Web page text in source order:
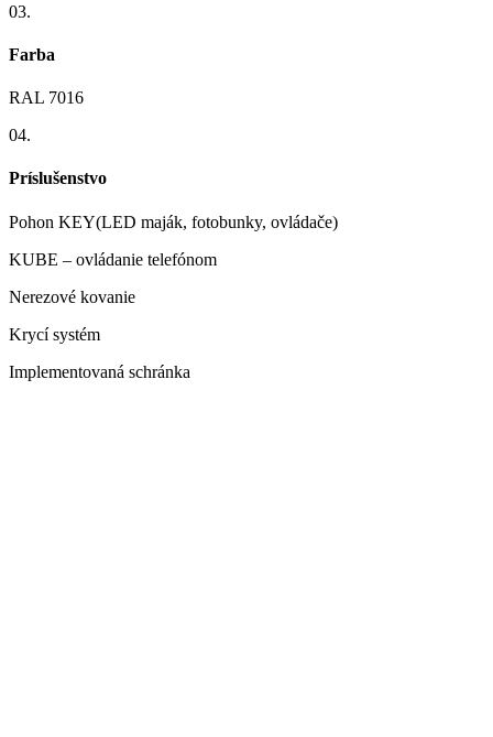
03.
Farba
RAL 7016
04.
Príslušenstvo
Pohon KEY(LED maják, fotobunky, ovládače)
KUBE – ovládanie telefónom
Nerezové kovanie
Krycí systém
Implementovaná schránka